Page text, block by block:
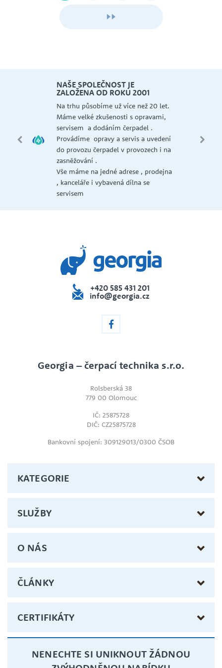
NAŠE SPOLEČNOST JE
ZALOŽENA OD ROKU 2001
Na trhu působíme už více než 20 let.
Máme velké zkušenosti s opravami,
servisem a dodáním čerpadel .
Provádíme opravy a servis a uvedení
do provozu čerpadel v provozech i na
zasněžování .
Vše máme na jedné adrese , prodejna
, kanceláře i vybavená dílna se
servisem
+420 585 431 201
info@georgia.cz
Georgia – čerpací technika s.r.o.
Rolsberská 38
779 00 Olomouc
IČ: 25875728
DIČ: CZ25875728
Bankovní spojení: 309129013/0300 ČSOB
KATEGORIE
SLUŽBY
O NÁS
ČLÁNKY
CERTIFIKÁTY
NENECHTE SI UNIKNOUT ŽÁDNOU